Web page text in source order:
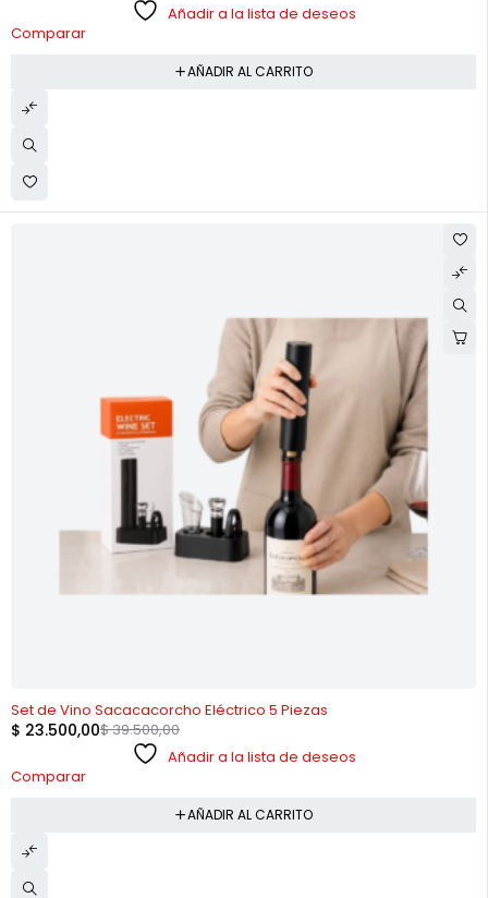
Añadir a la lista de deseos
Comparar
AÑADIR AL CARRITO
-41%
Set de Vino Sacacacorcho Eléctrico 5 Piezas
$39.500,00
$ 23.500,00
Añadir a la lista de deseos
Comparar
AÑADIR AL CARRITO